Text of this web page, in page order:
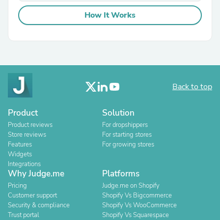
How It Works
Back to top
Product
Product reviews
Store reviews
Features
Widgets
Integrations
Solution
For dropshippers
For starting stores
For growing stores
Why Judge.me
Pricing
Customer support
Security & compliance
Trust portal
Platforms
Judge.me on Shopify
Shopify Vs Bigcommerce
Shopify Vs WooCommerce
Shopify Vs Squarespace